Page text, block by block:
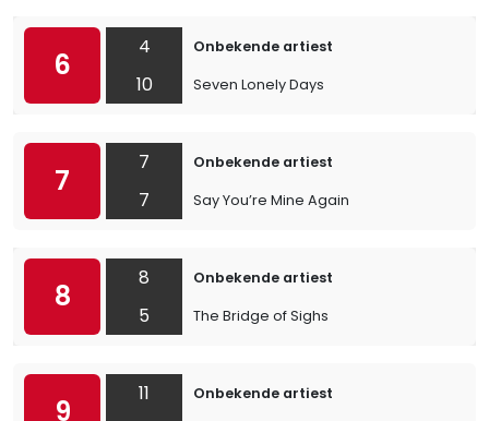
6
4
10
Onbekende artiest
Seven Lonely Days
7
7
7
Onbekende artiest
Say You’re Mine Again
8
8
5
Onbekende artiest
The Bridge of Sighs
9
11
Onbekende artiest